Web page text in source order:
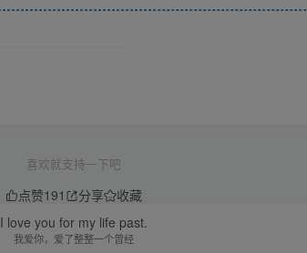
喜欢就支持一下吧
点赞191 分享
收藏
I love you for my life past.
我爱你，爱了整整一个曾经